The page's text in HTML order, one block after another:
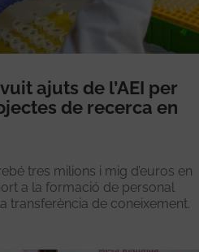
ajuts de l’AEI per
de recerca en
tres milions i mig d’euros en
a la formació de personal
transferència de coneixement.